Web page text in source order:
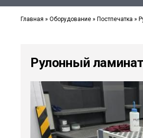
Главная » Оборудование » Постпечатка »
Рулонный